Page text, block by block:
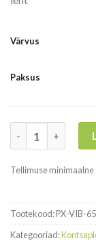
Värvus
Paksus
Tellimuse minimaalne
Tootekood:PX-VIB-
Kategooriad: